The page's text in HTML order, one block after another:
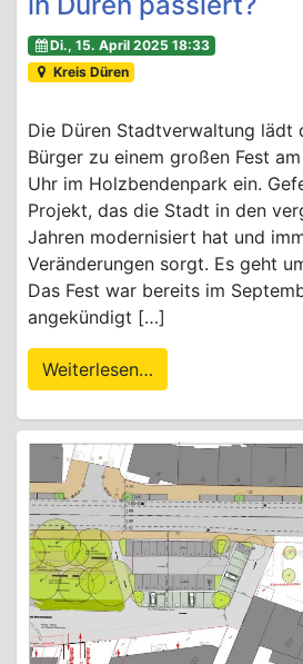
Di., 15. April 2025 18:33
Kreis Düren
Die Düren Stadtverwaltung lädt
Bürger zu einem großen Fest
Uhr im Holzbendenpark ein.
Projekt, das die Stadt in den
Jahren modernisiert hat und
Veränderungen sorgt. Es geht
Das Fest war bereits im
angekündigt […]
Weiterlesen…